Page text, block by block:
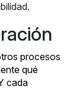
procesos
qué
cada